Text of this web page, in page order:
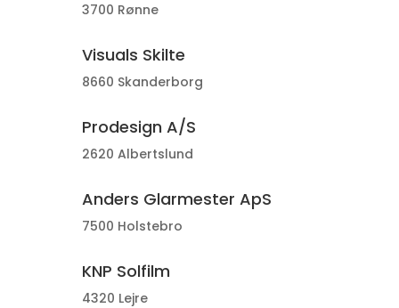
3700 Rønne
Visuals Skilte
8660 Skanderborg
Prodesign A/S
2620 Albertslund
Anders Glarmester ApS
7500 Holstebro
KNP Solfilm
4320 Lejre